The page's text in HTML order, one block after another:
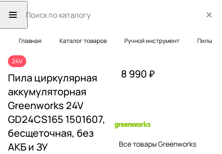
Главная Каталог товаров Ручной инструмент Пилы
24V
Пила циркулярная
аккумуляторная
Greenworks 24V
GD24CS165 1501607,
бесщеточная, без
АКБ и ЗУ
8 990 ₽
Все товары Greenworks